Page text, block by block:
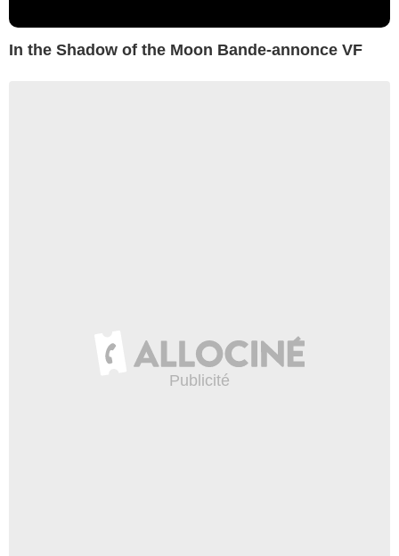
In the Shadow of the Moon Bande-annonce VF